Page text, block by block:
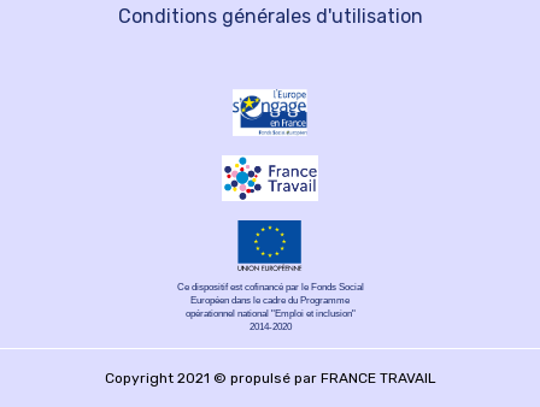
Conditions générales d'utilisation
Ce dispositif est cofinancé par le Fonds Social
Européen dans le cadre du Programme
opérationnel national "Emploi et inclusion"
2014-2020
Copyright 2021 © propulsé par FRANCE TRAVAIL